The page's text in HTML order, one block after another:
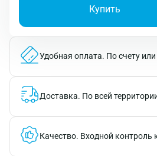
Купить
Удобная оплата. По счету
Доставка. По всей
Качество. Входной контроль